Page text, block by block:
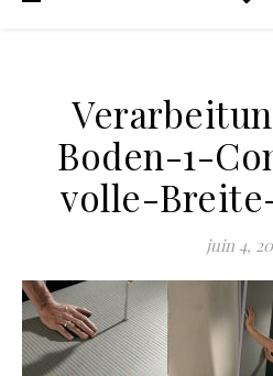
Boden-1-
volle-
juin 4,